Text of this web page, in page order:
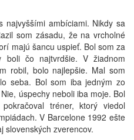
najvyššími ambíciami. Nikdy sa
som zásadu, že na vrcholné
majú šancu uspieť. Bol som za
čo najtvrdšie. V žiadnom
robil, bolo najlepšie. Mal som
seba. Bol som iba jedným zo
úspechy neboli iba moje. Bol
tréner, ktorý viedol
V Barcelone 1992 ešte
slovenských zverencov.